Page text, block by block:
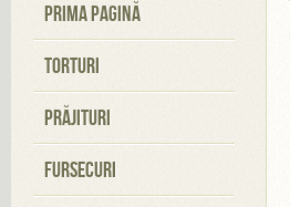
PRIMA PAGINĂ
TORTURI
PRĂJITURI
FURSECURI